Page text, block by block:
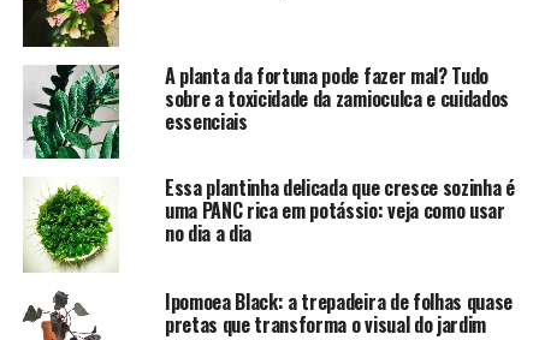
A planta da fortuna pode fazer mal? Tudo
sobre a toxicidade da zamioculca e cuidados
essenciais
Essa plantinha delicada que cresce sozinha é
uma PANC rica em potássio: veja como usar
no dia a dia
Ipomoea Black: a trepadeira de folhas quase
pretas que transforma o visual do jardim